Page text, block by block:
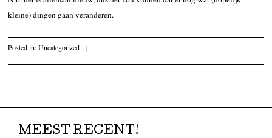
kleine) dingen gaan veranderen.
Posted in:Uncategorized |
MEEST RECENT!